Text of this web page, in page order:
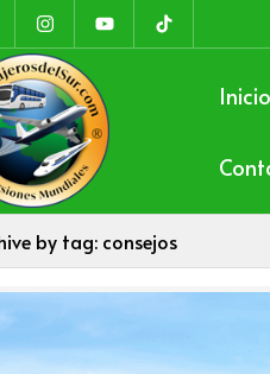
Inicio
by tag: consejos